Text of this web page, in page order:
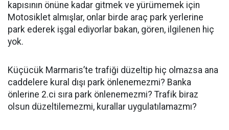
kapısının önüne kadar gitmek ve yürümemek için
Motosiklet almışlar, onlar birde araç park yerlerine
park ederek işgal ediyorlar bakan, gören, ilgilenen hiç
yok.
Küçücük Marmaris’te trafiği düzeltip hiç olmazsa ana
caddelere kural dışı park önlenemezmi? Banka
önlerine 2.ci sıra park önlenemezmi? Trafik biraz
olsun düzeltilemezmi, kurallar uygulatılamazmı?